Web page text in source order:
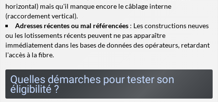
horizontal) mais qu'il manque encore le câblage interne
(raccordement vertical).
Adresses récentes ou mal référencées : Les constructions neuves
ou les lotissements récents peuvent ne pas apparaître
immédiatement dans les bases de données des opérateurs, retardant
l'accès à la fibre.
Quelles démarches pour tester son
éligibilité ?